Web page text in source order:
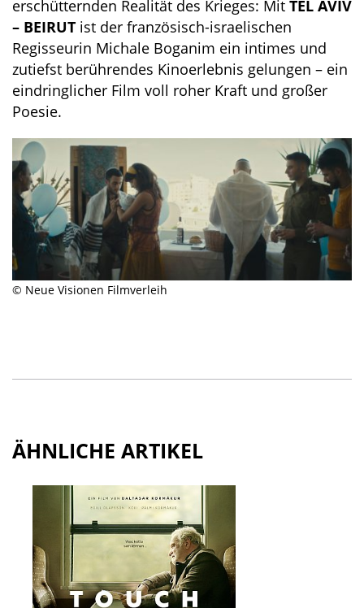
erschütternden Realität des Krieges: Mit TEL AVIV
– BEIRUT ist der französisch-israelischen
Regisseurin Michale Boganim ein intimes und
zutiefst berührendes Kinoerlebnis gelungen – ein
eindringlicher Film voll roher Kraft und großer
Poesie.
© Neue Visionen Filmverleih
ÄHNLICHE ARTIKEL